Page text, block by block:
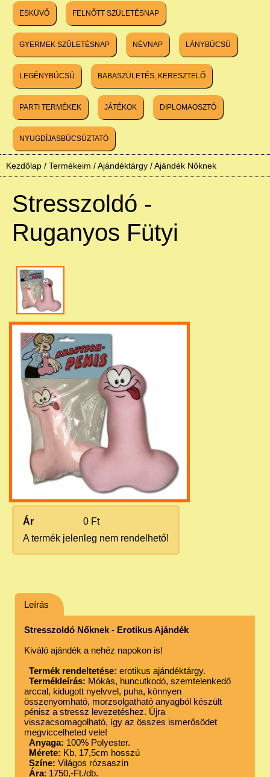
ESKÜVŐ FELNŐTT SZÜLETÉSNAP
GYERMEK SZÜLETÉSNAP NÉVNAP LÁNYBÚCSÚ
LEGÉNYBÚCSÚ BABASZÜLETÉS, KERESZTELŐ
PARTI TERMÉKEK JÁTÉKOK DIPLOMAOSZTÓ
NYUGDÍJASBÚCSÚZTATÓ
Kezdőlap / Termékeim /Ajándéktárgy /Ajándék Nőknek
Stresszoldó -
Ruganyos Fütyi
Ár
0 Ft
A termék jelenleg nem rendelhető!
Leírás
Stresszoldó Nőknek - Erotikus Ajándék
Kiváló ajándék a nehéz napokon is!
Termék rendeltetése: erotikus ajándéktárgy.
Termékleírás: Mókás, huncutkodó, szemtelenkedő
arccal, kidugott nyelvvel, puha, könnyen
összenyomható, morzsolgatható anyagból készült
pénisz a stressz levezetéshez. Újra
visszacsomagolható, így az összes ismerősödet
megviccelheted vele!
Anyaga: 100% Polyester.
Mérete: Kb. 17,5cm hosszú
Színe: Világos rózsaszín
Ára: 1750,-Ft./db.